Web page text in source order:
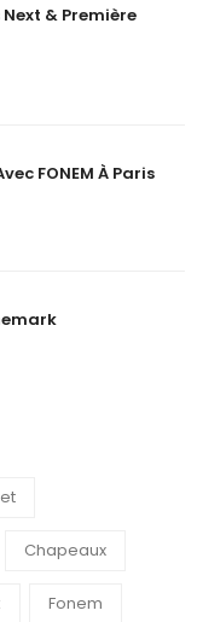
& Première
FONEM À Paris
Chapeaux
Fonem